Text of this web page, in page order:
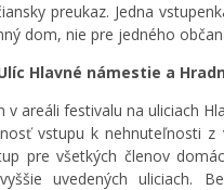
preukaz. Jedna
dom, nie pre jedného
Hlavné námestie a
areáli festivalu na uliciach
vstupu k nehnuteľnosti z
pre všetkých členov
uvedených uliciach.